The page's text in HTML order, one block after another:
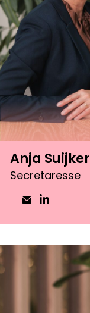
Anja Suijker
Secretaresse